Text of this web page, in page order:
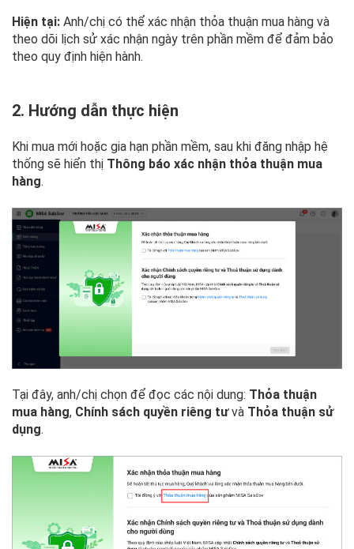
Hiện tại: Anh/chị có thể xác nhận thỏa thuận mua hàng và
theo dõi lịch sử xác nhận ngày trên phần mềm để đảm bảo
theo quy định hiện hành.
2. Hướng dẫn thực hiện
Khi mua mới hoặc gia hạn phần mềm, sau khi đăng nhập hệ
thống sẽ hiển thị Thông báo xác nhận thỏa thuận mua
hàng.
Tại đây, anh/chị chọn để đọc các nội dung: Thỏa thuận
mua hàng, Chính sách quyền riêng tưvà Thỏa thuận sử
dụng.